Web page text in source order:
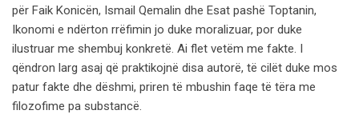
për Faik Konicën, Ismail Qemalin dhe Esat pashë Toptanin,
Ikonomi e ndërton rrëfimin jo duke moralizuar, por duke
ilustruar me shembuj konkretë. Ai flet vetëm me fakte. I
qëndron larg asaj që praktikojnë disa autorë, të cilët duke mos
patur fakte dhe dëshmi, priren të mbushin faqe të tëra me
filozofime pa substancë.